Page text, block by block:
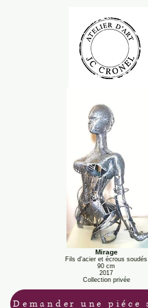
Mirage
Fils d'acier et écrous soudés
90 cm
2017
Collection privée